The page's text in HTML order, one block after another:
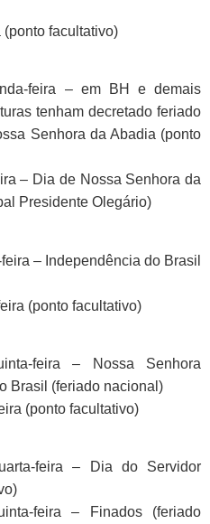
facultativo)
feira – em BH e demais
tenham decretado feriado
Senhora da Abadia (ponto
– Dia de Nossa Senhora da
Presidente Olegário)
– Independência do Brasil
(ponto facultativo)
feira – Nossa Senhora
Brasil (feriado nacional)
(ponto facultativo)
feira – Dia do Servidor
feira – Finados (feriado